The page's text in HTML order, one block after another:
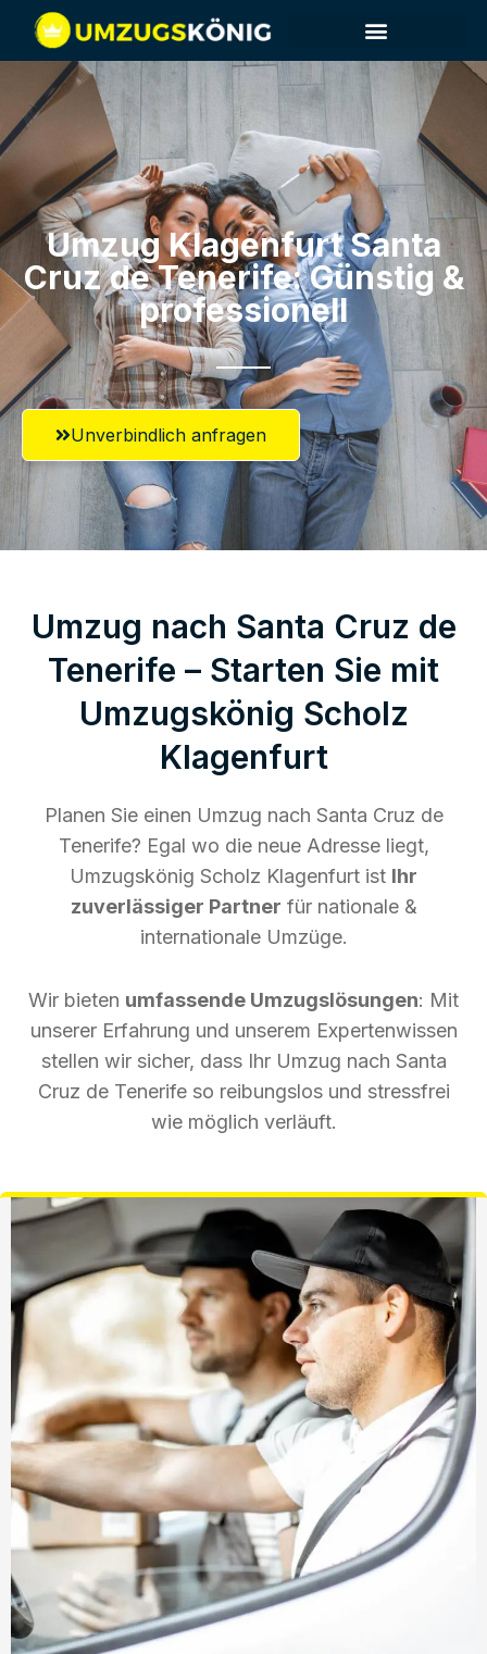
Umzug Klagenfurt​ Santa
Cruz de Tenerife: Günstig &
professionell​
Unverbindlich anfragen
Umzug nach Santa Cruz de
Tenerife – Starten Sie mit
Umzugskönig Scholz
Klagenfurt
Planen Sie einen Umzug nach Santa Cruz de
Tenerife? Egal wo die neue Adresse liegt,
Umzugskönig Scholz Klagenfurt ist Ihr
zuverlässiger Partner für nationale &
internationale Umzüge.
Wir bieten umfassende Umzugslösungen: Mit
unserer Erfahrung und unserem Expertenwissen
stellen wir sicher, dass Ihr Umzug nach Santa
Cruz de Tenerife so reibungslos und stressfrei
wie möglich verläuft.